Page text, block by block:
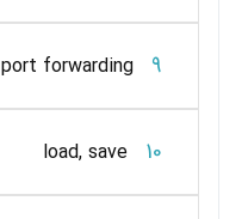
9
port forwarding
10
load, save